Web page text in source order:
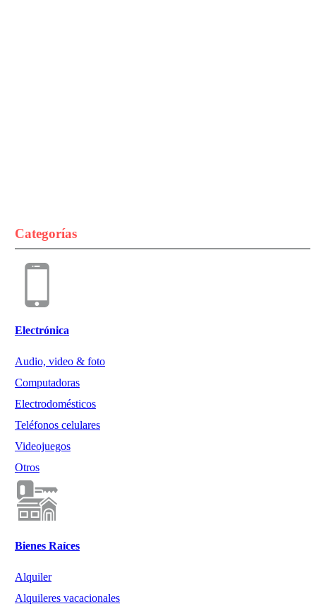
Categorías
Electrónica
Audio, video & foto
Computadoras
Electrodomésticos
Teléfonos celulares
Videojuegos
Otros
Bienes Raíces
Alquiler
Alquileres vacacionales